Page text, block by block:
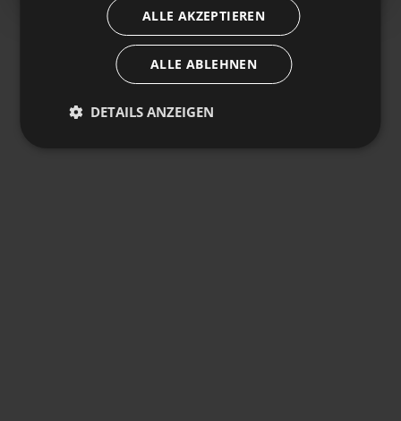
ALLE AKZEPTIEREN
ALLE ABLEHNEN
DETAILS ANZEIGEN